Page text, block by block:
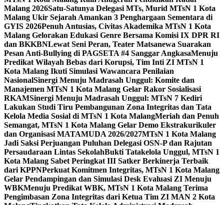
Malang 2026Satu-Satunya Delegasi MTs, Murid MTsN 1 Kota
Malang Ukir Sejarah Amankan 3 Penghargaan Sementara di
GYIS 2026Penuh Antusias, Civitas Akademika MTsN 1 Kota
Malang Gelorakan Edukasi Genre Bersama Komisi IX DPR RI
dan BKKBNLewat Seni Peran, Teater Matsanewa Suarakan
Pesan Anti-Bullying di PAGSETA #4 Sanggar AngkasaMenuju
Predikat Wilayah Bebas dari Korupsi, Tim Inti ZI MTsN 1
Kota Malang Ikuti Simulasi Wawancara Penilaian
NasionalSinergi Menuju Madrasah Unggul: Komite dan
Manajemen MTsN 1 Kota Malang Gelar Rakor Sosialisasi
RKAMSinergi Menuju Madrasah Unggul: MTsN 7 Kediri
Lakukan Studi Tiru Pembangunan Zona Integritas dan Tata
Kelola Media Sosial di MTsN 1 Kota MalangMeriah dan Penuh
Semangat, MTsN 1 Kota Malang Gelar Demo Ekstrakurikuler
dan Organisasi MATAMUDA 2026/2027MTsN 1 Kota Malang
Jadi Saksi Perjuangan Puluhan Delegasi OSN-P dan Rajutan
Persaudaraan Lintas SekolahBukti Tatakelola Unggul, MTsN 1
Kota Malang Sabet Peringkat III Satker Berkinerja Terbaik
dari KPPNPerkuat Komitmen Integritas, MTsN 1 Kota Malang
Gelar Pendampingan dan Simulasi Desk Evaluasi ZI Menuju
WBKMenuju Predikat WBK, MTsN 1 Kota Malang Terima
Pengimbasan Zona Integritas dari Ketua Tim ZI MAN 2 Kota